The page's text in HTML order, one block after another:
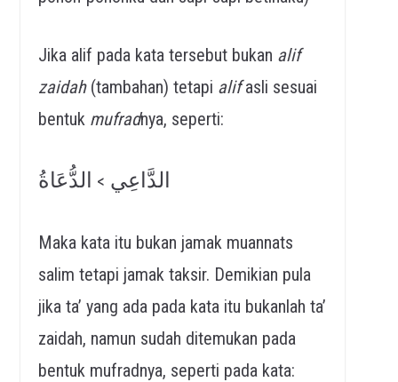
Jika alif pada kata tersebut bukan alif
zaidah(tambahan) tetapi alifasli sesuai
bentuk mufradnya, seperti:
الدَّاعِي > الدُّعَاةُ
Maka kata itu bukan jamak muannats
salim tetapi jamak taksir. Demikian pula
jika ta’ yang ada pada kata itu bukanlah ta’
zaidah, namun sudah ditemukan pada
bentuk mufradnya, seperti pada kata: